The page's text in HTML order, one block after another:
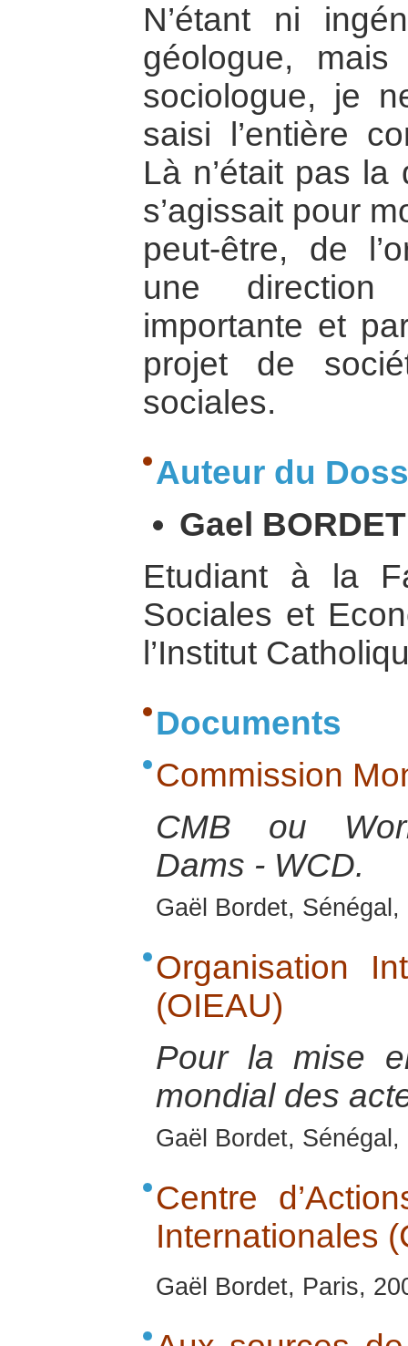
N’étant ni
géologue, mais
sociologue, je
saisi l’entière
Là n’était pas la
s’agissait pour
peut-être, de
une
importante et
projet de
sociales.
Auteur du
Gael
Etudiant à la
Sociales et
l’Institut
Documents
Commission
CMB ou
Dams - WCD.
Gaël Bordet,
Organisation
(OIEAU)
Pour la mise
mondial des
Gaël Bordet,
Centre
Internationales
Gaël Bordet, Paris,